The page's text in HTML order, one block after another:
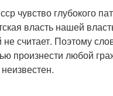
глубокого
власть нашей
считает. Поэтому
произнести любой